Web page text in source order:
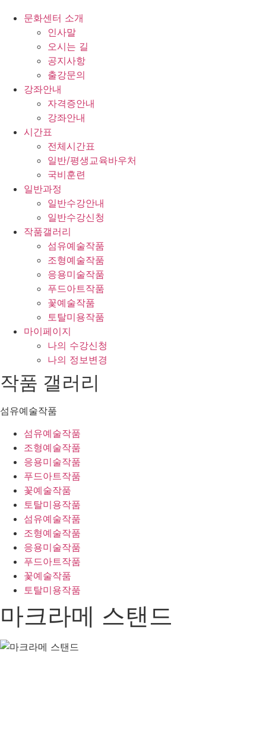
문화센터 소개
인사말
오시는 길
공지사항
출강문의
강좌안내
자격증안내
강좌안내
시간표
전체시간표
일반/평생교육바우처
국비훈련
일반과정
일반수강안내
일반수강신청
작품갤러리
섬유예술작품
조형예술작품
응용미술작품
푸드아트작품
꽃예술작품
토탈미용작품
마이페이지
나의 수강신청
나의 정보변경
작품 갤러리
섬유예술작품
섬유예술작품
조형예술작품
응용미술작품
푸드아트작품
꽃예술작품
토탈미용작품
섬유예술작품
조형예술작품
응용미술작품
푸드아트작품
꽃예술작품
토탈미용작품
마크라메 스탠드